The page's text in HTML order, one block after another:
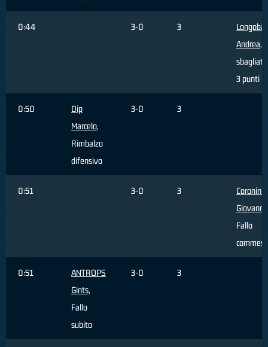
0:44 3-0 3
Andrea,
3 punti
0:50
Dip
Marcelo,
Rimbalzo
difensivo
3-0 3
0:51 3-0 3
Coronini
Giovanni
Fallo
0:51
ANTROPS
Gints,
Fallo
subito
3-0 3